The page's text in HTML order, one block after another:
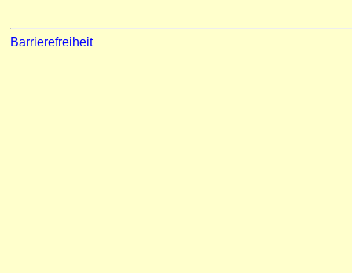
Barrierefreiheit